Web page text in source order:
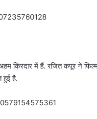
किरदार में हैं. रजित कपूर ने
हुई है.